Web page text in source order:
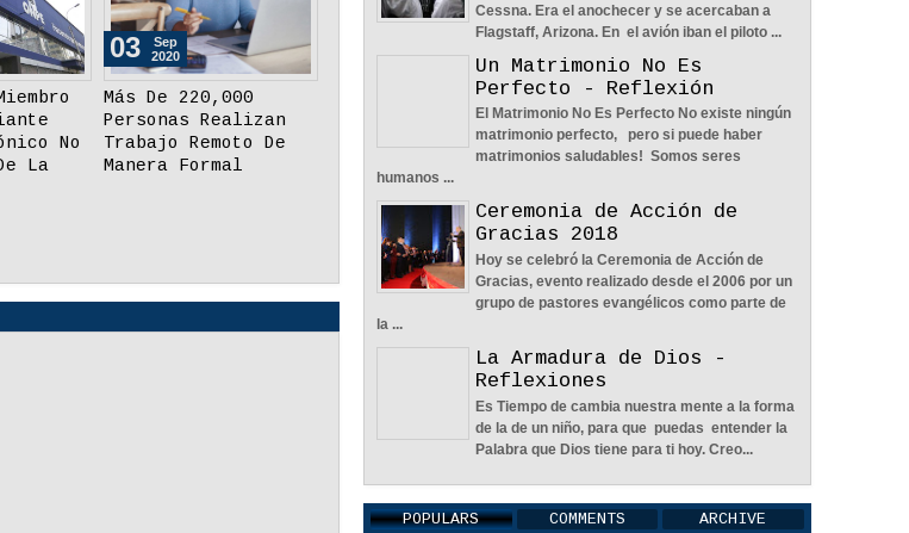
Minedu: Tabletas
Tendrán Más De 35
Aplicaciones Y
Recursos Educativos
26
Aug
2020
Día Nacional De
Adulto Mayor:
Essalud Hizo
Descarte De Covid-19
26
Aug
2020
Aprendiendo A Confiar A Pesar De
Las Circunstancias - Reflexión
04
En Busca De La Pareja Adecuada -
Reflexión
2022 0
Cessna. Era el anochecer y se acercaban a
Flagstaff, Arizona. En el avión iban el piloto ...
Un Matrimonio No Es
Perfecto - Reflexión
El Matrimonio No Es Perfecto No existe ningún
matrimonio perfecto, pero si puede haber
matrimonios saludables! Somos seres
humanos ...
Ceremonia de Acción de
Gracias 2018
Hoy se celebró la Ceremonia de Acción de
Gracias, evento realizado desde el 2006 por un
grupo de pastores evangélicos como parte de
la ...
La Armadura de Dios -
Reflexiones
Es Tiempo de cambia nuestra mente a la forma
de la de un niño, para que puedas entender la
Palabra que Dios tiene para ti hoy. Creo...
POPULARS COMMENTS ARCHIVE